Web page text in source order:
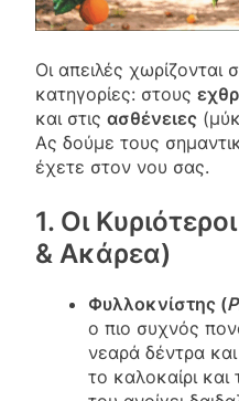
Οι απειλές χωρίζονται
κατηγορίες: στους
και στις ασθένειες
Ας δούμε τους
έχετε στον νου σας.
1. Οι
& Ακάρεα)
Φυλλοκνίστης (
ο πιο συχνός
νεαρά δέντρα
το καλοκαίρι